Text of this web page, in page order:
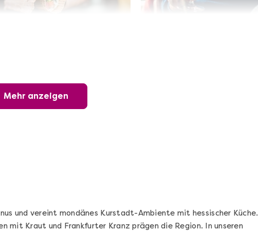
Kochkurs: Alles rund um die
Rolle!
Mehr anzeigen
und vereint mondänes Kurstadt-Ambiente mit hessischer Küche.
mit Kraut und Frankfurter Kranz prägen die Region. In unseren